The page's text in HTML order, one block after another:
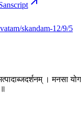
skandam-12/9/5
। मनसा